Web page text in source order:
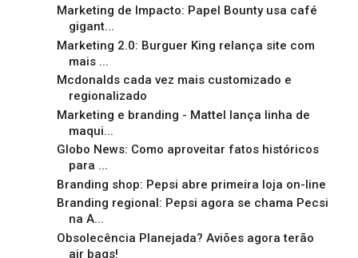
Marketing de Impacto: Papel Bounty usa café
gigant...
Marketing 2.0: Burguer King relança site com
mais ...
Mcdonalds cada vez mais customizado e
regionalizado
Marketing e branding - Mattel lança linha de
maqui...
Globo News: Como aproveitar fatos históricos
para ...
Branding shop: Pepsi abre primeira loja on-line
Branding regional: Pepsi agora se chama Pecsi
na A...
Obsolecência Planejada? Aviões agora terão
air bags!